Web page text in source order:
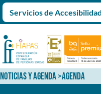
Servicios de Accesibilidad
NOTICIAS Y AGENDA>AGENDA